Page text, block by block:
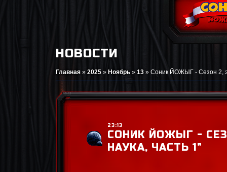
НОВОСТИ
Главная » 2025 » Ноябрь » 13 » Соник ЙОЖЫГ - Сезон 2,
23:13
СОНИК ЙОЖЫГ -
НАУКА, ЧАСТЬ 1"